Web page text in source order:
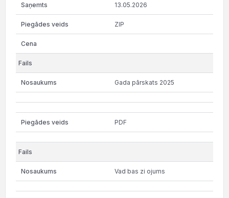
13.05.2026
ZIP
Gada pārskats 2025
PDF
Vad bas zi ojums